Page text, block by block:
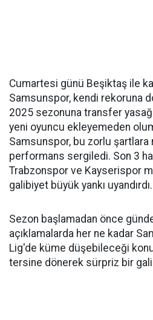
Cumartesi günü Beşiktaş ile
Samsunspor, kendi rekoruna
2025 sezonuna transfer
yeni oyuncu ekleyemeden
Samsunspor, bu zorlu
performans sergiledi. Son 3
Trabzonspor ve Kayserispor
galibiyet büyük yankı uyandırdı.
Sezon başlamadan önce
açıklamalarda her ne kadar
Lig'de küme düşebileceği
tersine dönerek sürpriz bir